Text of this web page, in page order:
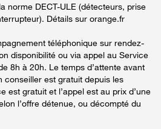
norme DECT-ULE (détecteurs, prise
Détails sur orange.fr
téléphonique sur rendez-
disponibilité ou via appel au Service
8h à 20h. Le temps d’attente avant
conseiller est gratuit depuis les
est gratuit et l’appel est au prix d’une
l’offre détenue, ou décompté du